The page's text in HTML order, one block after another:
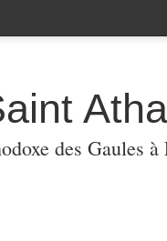
des Gaules